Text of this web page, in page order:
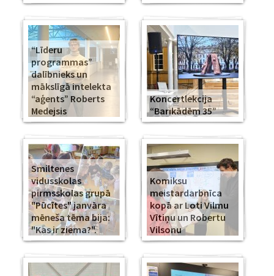
“Līderu
programmas”
dalībnieks un
mākslīgā intelekta
“aģents” Roberts
Medejsis
Koncertlekcija
“Barikādēm 35”
Smiltenes
vidusskolas
pirmsskolas grupā
"Pūcītes" janvāra
mēneša tēma bija:
"Kas ir ziema?".
Komiksu
meistardarbnīca
kopā ar Loti Vilmu
Vītiņu un Robertu
Vilsonu